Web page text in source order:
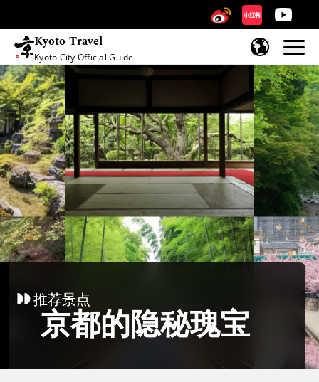
Kyoto Travel
Kyoto City Official Guide
跳至内容
推荐景点
京都的隐秘瑰宝